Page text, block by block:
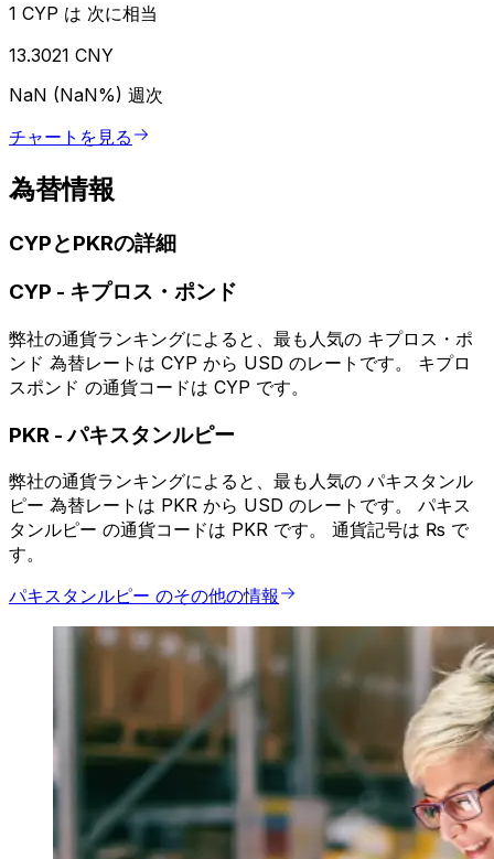
1 CYP は 次に相当
13.3021 CNY
NaN (NaN%) 週次
チャートを見る
為替情報
CYPとPKRの詳細
CYP - キプロス・ポンド
弊社の通貨ランキングによると、最も人気の キプロス・ポ
ンド 為替レートは CYP から USD のレートです。 キプロ
スポンド の通貨コードは CYP です。
PKR -パキスタンルピー
弊社の通貨ランキングによると、最も人気の パキスタンル
ピー 為替レートは PKR から USD のレートです。 パキス
タンルピー の通貨コードは PKR です。 通貨記号は ₨ で
す。
パキスタンルピー のその他の情報